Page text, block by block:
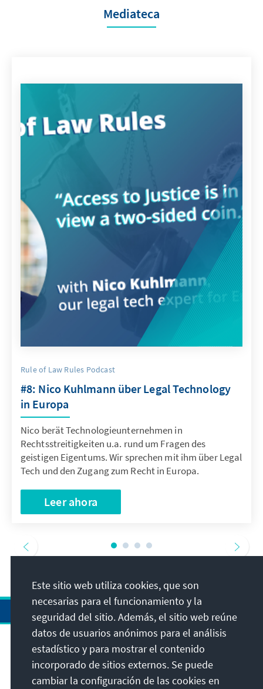
Mediateca
Rule of Law Rules Podcast
#8: Nico Kuhlmann über Legal Technology
in Europa
Nico berät Technologieunternehmen in
Rechtsstreitigkeiten u.a. rund um Fragen des
geistigen Eigentums. Wir sprechen mit ihm über Legal
Tech und den Zugang zum Recht in Europa.
Leer ahora
Dirección
Contacto
Este sitio web utiliza cookies, que son
necesarias para el funcionamiento y la
seguridad del sitio. Además, el sitio web reúne
datos de usuarios anónimos para el análisis
estadístico y para mostrar el contenido
incorporado de sitios externos. Se puede
cambiar la configuración de las cookies en